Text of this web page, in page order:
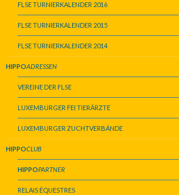
FLSE TURNIERKALENDER 2016
FLSE TURNIERKALENDER 2015
FLSE TURNIERKALENDER 2014
HIPPOADRESSEN
VEREINE DER FLSE
LUXEMBURGER FEI TIERÄRZTE
LUXEMBURGER ZUCHTVERBÄNDE
HIPPOCLUB
HIPPOPARTNER
RELAIS ÉQUESTRES